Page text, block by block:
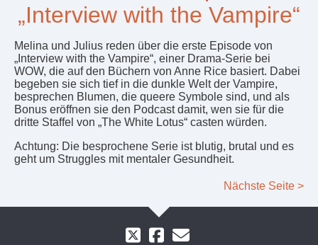
„Interview with the Vampire“
Melina und Julius reden über die erste Episode von
„Interview with the Vampire“, einer Drama-Serie bei
WOW, die auf den Büchern von Anne Rice basiert. Dabei
begeben sie sich tief in die dunkle Welt der Vampire,
besprechen Blumen, die queere Symbole sind, und als
Bonus eröffnen sie den Podcast damit, wen sie für die
dritte Staffel von „The White Lotus“ casten würden.
Achtung: Die besprochene Serie ist blutig, brutal und es
geht um Struggles mit mentaler Gesundheit.
Nächste Seite >